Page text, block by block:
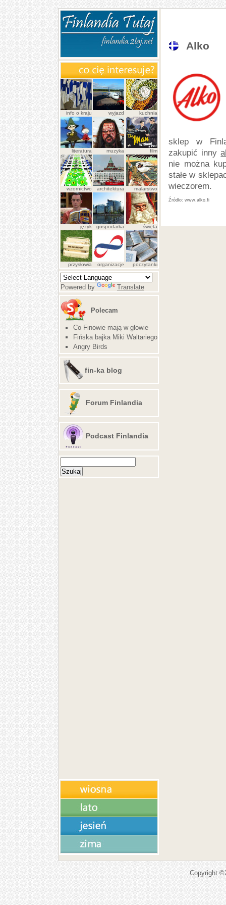
info o kraju wyjazd kuchnia
literatura muzyka film
wzornictwo architektura malarstwo
język gospodarka święta
przysłowia organizacje poczytanki
Powered by Translate
Polecam
Co Finowie mają w głowie
Fińska bajka Miki Waltariego
Angry Birds
fin-ka blog
Forum Finlandia
Podcast Finlandia
Alko
sklep w
zakupić inny
nie można
stałe w
wieczorem.
www.alko.fi
Copyright